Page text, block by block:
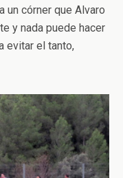
un córner que Alvaro
y nada puede hacer
evitar el tanto,